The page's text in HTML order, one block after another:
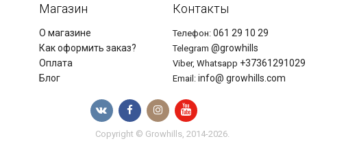
Магазин
О магазине
Как оформить заказ?
Оплата
Блог
Контакты
Телефон: 061 29 10 29
Telegram @growhills
Viber, Whatsapp +37361291029
Email: info@ growhills.com
Copyright © Growhills, 2014-2026.